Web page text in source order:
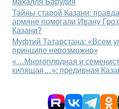
Тайны старой Казани:
армяне помогали Ивану
Казани?
Муфтий Татарстана: «Всем
принципе невозможно»
«…Многоплодная и
кипящая…»: предивная